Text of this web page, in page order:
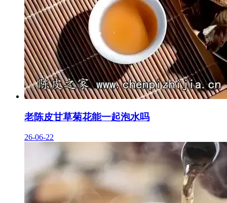
老陈皮甘草菊花能一起泡水吗
26-06-22